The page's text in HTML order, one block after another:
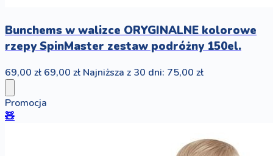
Bunchems w walizce ORYGINALNE kolorowe
rzepy SpinMaster zestaw podróżny 150el.
69,00 zł 69,00 zł Najniższa z 30 dni: 75,00 zł
Promocja
🧸